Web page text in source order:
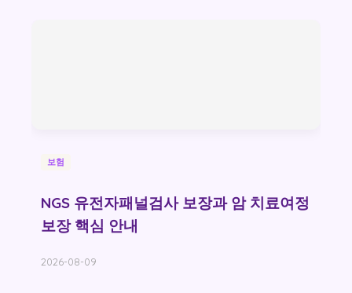
보험
NGS 유전자패널검사 보장과 암 치료여정
보장 핵심 안내
2026-08-09